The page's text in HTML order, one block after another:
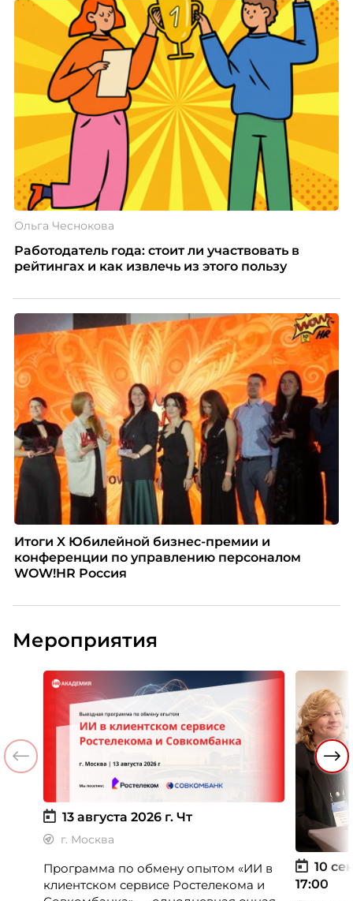
Ольга Чеснокова
Работодатель года: стоит ли участвовать в
рейтингах и как извлечь из этого пользу
Итоги X Юбилейной бизнес-премии и
конференции по управлению персоналом
WOW!HR Россия
Мероприятия
13 августа 2026 г. Чт
г. Москва
Программа по обмену опытом «ИИ в
клиентском сервисе Ростелекома и
10
17:00